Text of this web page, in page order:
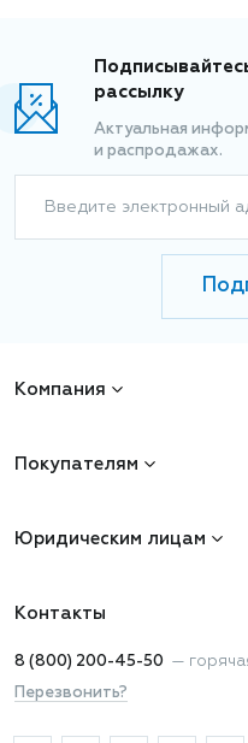
рассылку
Актуальная
и распродажах.
Введите электронный
Компания
Покупателям
Юридическим лицам
Контакты
8 (800) 200-45-50 —
Перезвонить?